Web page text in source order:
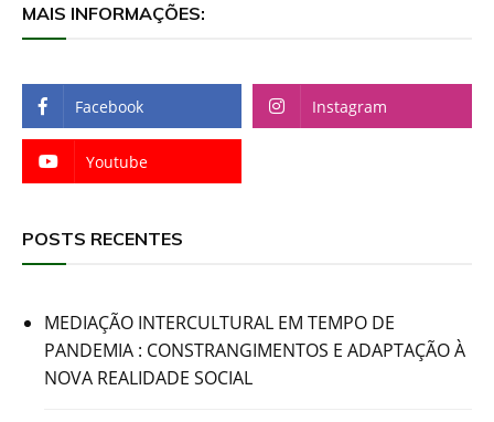
MAIS INFORMAÇÕES:
Facebook Instagram
Youtube
POSTS RECENTES
MEDIAÇÃO INTERCULTURAL EM TEMPO DE
PANDEMIA : CONSTRANGIMENTOS E ADAPTAÇÃO À
NOVA REALIDADE SOCIAL